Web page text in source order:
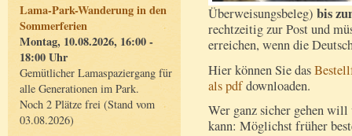
Lama-Park-Wanderung in den
Sommerferien
Montag, 10.08.2026, 16:00 -
18:00 Uhr
Gemütlicher Lamaspaziergang für
alle Generationen im Park.
Noch 2 Plätze frei (Stand vom
03.08.2026)
Überweisungsbeleg) bis
rechtzeitig zur Post und
erreichen, wenn die
Hier können Sie das
als pdfdownloaden.
Wer ganz sicher gehen will
kann: Möglichst früher